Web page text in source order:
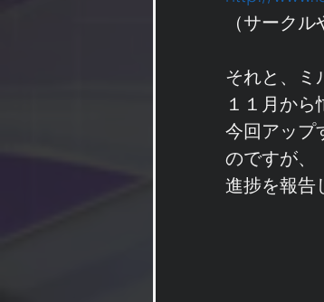
（サーク
それと、ミ
１１月か
今回アップ
のですが、
進捗を報告